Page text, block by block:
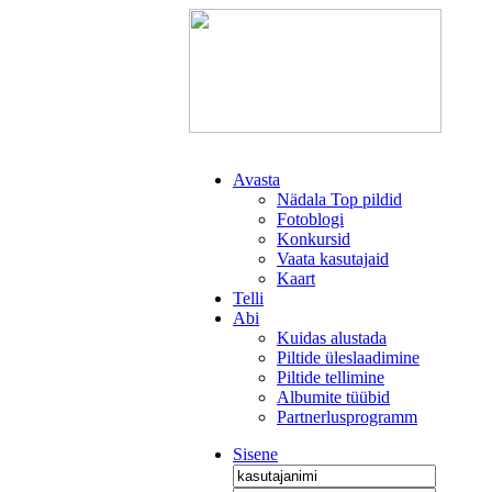
Avasta
Nädala Top pildid
Fotoblogi
Konkursid
Vaata kasutajaid
Kaart
Telli
Abi
Kuidas alustada
Piltide üleslaadimine
Piltide tellimine
Albumite tüübid
Partnerlusprogramm
Sisene